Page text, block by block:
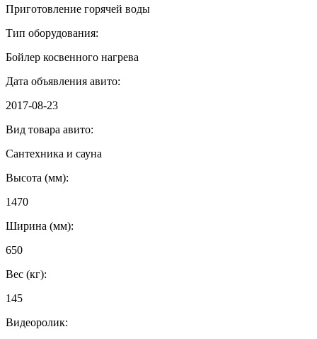
Приготовление горячей воды
Тип оборудования:
Бойлер косвенного нагрева
Дата объявления авито:
2017-08-23
Вид товара авито:
Сантехника и сауна
Высота (мм):
1470
Ширина (мм):
650
Вес (кг):
145
Видеоролик: